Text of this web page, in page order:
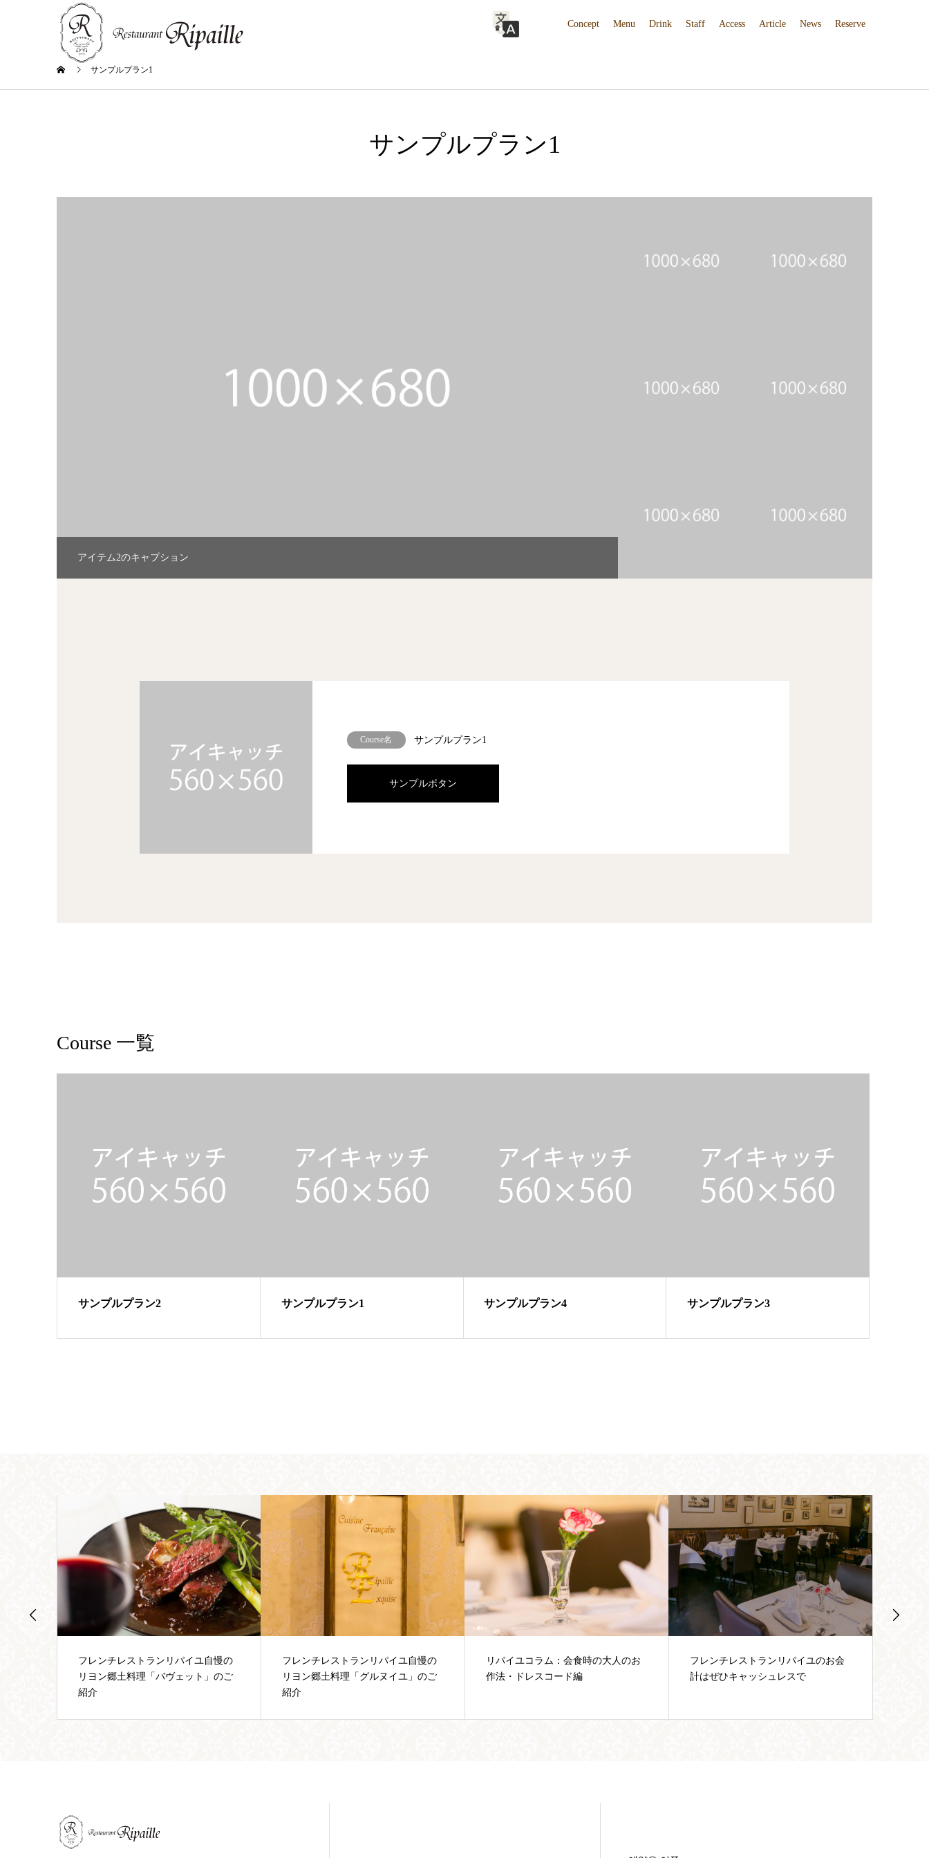
Concept Menu Drink Staff Access Article News Reserve
サンプルプラン1
サンプルプラン1
アイテム3のキャプション
Course名 サンプルプラン1
サンプルボタン
Course 一覧
サンプルプラン2 サンプルプラン1 サンプルプラン4 サンプルプラン3
フレンチレストランリパイユ自慢の
リヨン郷土料理「グルヌイユ」のご
紹介
リパイユコラム：会食時の大人のお
作法・ドレスコード編
フレンチレストランリパイユのお会
計はぜひキャッシュレスで
リパイユコラム：会食事の大人のお
作法（食べ方のタブー編）